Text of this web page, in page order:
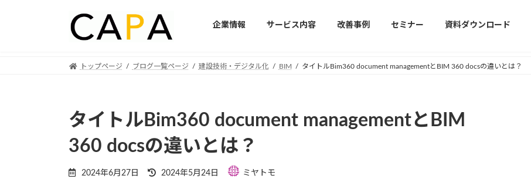
企業情報 サービス内容 改善事例 セミナー 資料ダウンロード
トップページ ブログ一覧ページ 建設技術・デジタル化 BIM タイトルBim360 document managementとBIM 360 docsの違いとは？
タイトルBim360 document managementとBIM
360 docsの違いとは？
2024年6月27日
Last
updated
2024年5月24日 ミヤトモ